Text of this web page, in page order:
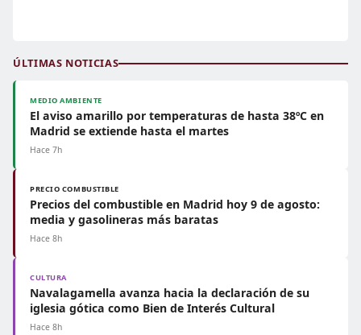
ÚLTIMAS NOTICIAS
MEDIO AMBIENTE
El aviso amarillo por temperaturas de hasta 38ºC en
Madrid se extiende hasta el martes
Hace 7h
PRECIO COMBUSTIBLE
Precios del combustible en Madrid hoy 9 de agosto:
media y gasolineras más baratas
Hace 8h
CULTURA
Navalagamella avanza hacia la declaración de su
iglesia gótica como Bien de Interés Cultural
Hace 8h